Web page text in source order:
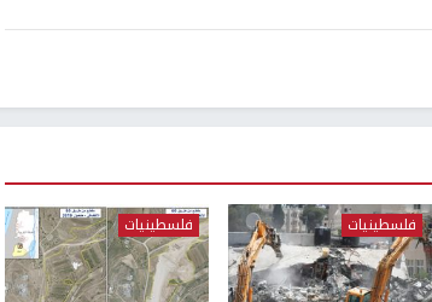
فلسطينيات فلسطينيات